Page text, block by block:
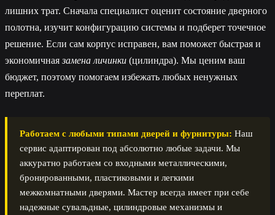
лишних трат. Сначала специалист оценит состояние дверного
полотна, изучит конфигурацию системы и подберет точечное
решение. Если сам корпус исправен, вам поможет быстрая и
экономичная замена личинки (цилиндра). Мы ценим ваш
бюджет, поэтому помогаем избежать любых ненужных
переплат.
Работаем с любыми типами дверей и фурнитуры: Наш
сервис адаптирован под абсолютно любые задачи. Мы
аккуратно работаем со входными металлическими,
бронированными, пластиковыми и легкими
межкомнатными дверями. Мастер всегда имеет при себе
надежные сувальдные, цилиндровые механизмы и